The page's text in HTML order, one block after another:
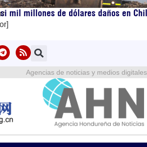
mil millones de dólares daños en
Agencias de noticias y medios digitales